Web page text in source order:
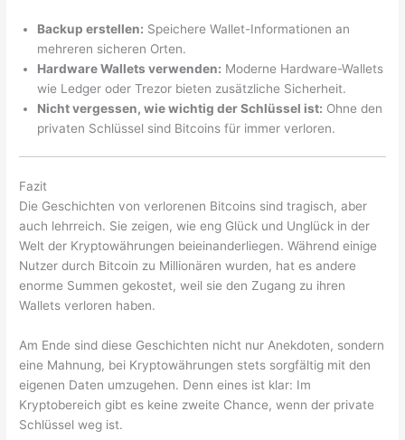
Backup erstellen: Speichere Wallet-Informationen an
mehreren sicheren Orten.
Hardware Wallets verwenden: Moderne Hardware-Wallets
wie Ledger oder Trezor bieten zusätzliche Sicherheit.
Nicht vergessen, wie wichtig der Schlüssel ist: Ohne den
privaten Schlüssel sind Bitcoins für immer verloren.
Fazit
Die Geschichten von verlorenen Bitcoins sind tragisch, aber
auch lehrreich. Sie zeigen, wie eng Glück und Unglück in der
Welt der Kryptowährungen beieinanderliegen. Während einige
Nutzer durch Bitcoin zu Millionären wurden, hat es andere
enorme Summen gekostet, weil sie den Zugang zu ihren
Wallets verloren haben.
Am Ende sind diese Geschichten nicht nur Anekdoten, sondern
eine Mahnung, bei Kryptowährungen stets sorgfältig mit den
eigenen Daten umzugehen. Denn eines ist klar: Im
Kryptobereich gibt es keine zweite Chance, wenn der private
Schlüssel weg ist.